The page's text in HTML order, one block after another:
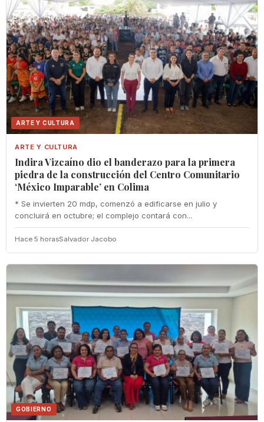
ARTE Y CULTURA
ARTE Y CULTURA
Indira Vizcaíno dio el banderazo para la primera
piedra de la construcción del Centro Comunitario
‘México Imparable’ en Colima
* Se invierten 20 mdp, comenzó a edificarse en julio y
concluirá en octubre; el complejo contará con...
Hace 5 horasSalvador Jacobo
GOBIERNO